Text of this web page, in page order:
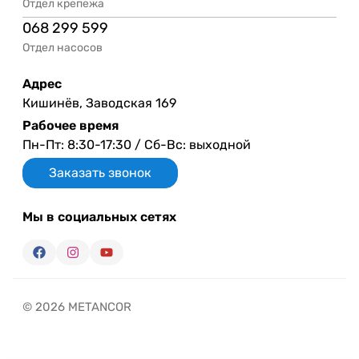
Отдел крепежа
068 299 599
Отдел насосов
Адрес
Кишинёв, Заводская 169
Рабочее время
Пн-Пт: 8:30-17:30 / Сб-Вс: выходной
Заказать звонок
Мы в социальных сетях
© 2026 METANCOR